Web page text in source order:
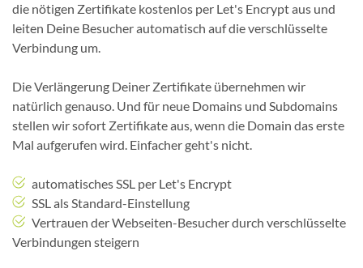
die nötigen Zertifikate kostenlos per Let's Encrypt aus und
leiten Deine Besucher automatisch auf die verschlüsselte
Verbindung um.
Die Verlängerung Deiner Zertifikate übernehmen wir
natürlich genauso. Und für neue Domains und Subdomains
stellen wir sofort Zertifikate aus, wenn die Domain das erste
Mal aufgerufen wird. Einfacher geht's nicht.
automatisches SSL per Let's Encrypt
SSL als Standard-Einstellung
Vertrauen der Webseiten-Besucher durch verschlüsselte
Verbindungen steigern